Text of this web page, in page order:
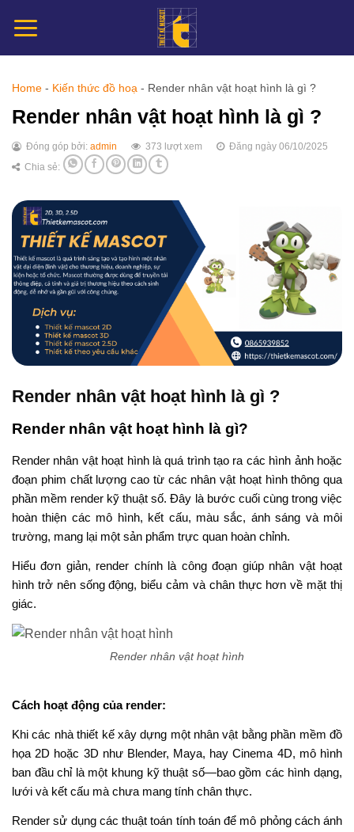
đến
Home - Kiến thức đồ hoạ - Render nhân vật hoạt hình là gì ?
Render nhân vật hoạt hình là gì ?
Đóng góp bởi: admin 373 lượt xem
Đăng ngày 06/10/2025
Chia sẻ:
Render nhân vật hoạt hình là gì ?
Render nhân vật hoạt hình là gì?
Render nhân vật hoạt hình là quá trình tạo ra các hình ảnh hoặc
đoạn phim chất lượng cao từ các nhân vật hoạt hình thông qua
phần mềm render kỹ thuật số. Đây là bước cuối cùng trong việc
hoàn thiện các mô hình, kết cấu, màu sắc, ánh sáng và môi
trường, mang lại một sản phẩm trực quan hoàn chỉnh.
Hiểu đơn giản, render chính là công đoạn giúp nhân vật hoạt
hình trở nên sống động, biểu cảm và chân thực hơn về mặt thị
giác.
Render nhân vật hoạt hình
Cách hoạt động của render:
Khi các nhà thiết kế xây dựng một nhân vật bằng phần mềm đồ
họa 2D hoặc 3D như Blender, Maya, hay Cinema 4D, mô hình
ban đầu chỉ là một khung kỹ thuật số—bao gồm các hình dạng,
lưới và kết cấu mà chưa mang tính chân thực.
Render sử dụng các thuật toán tính toán để mô phỏng cách ánh